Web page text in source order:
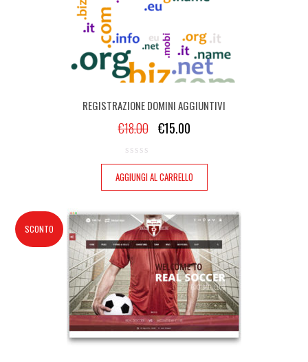
REGISTRAZIONE DOMINI AGGIUNTIVI
€18.00 €15.00
AGGIUNGI AL CARRELLO
SCONTO